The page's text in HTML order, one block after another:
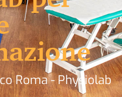
Roma - Physiolab